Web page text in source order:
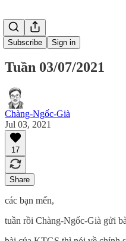
Subscribe Sign in
Tuần 03/07/2021
Chàng-Ngốc-Già
Jul 03, 2021
17
Share
các bạn mến,
tuần rồi Chàng-Ngốc-Già gửi